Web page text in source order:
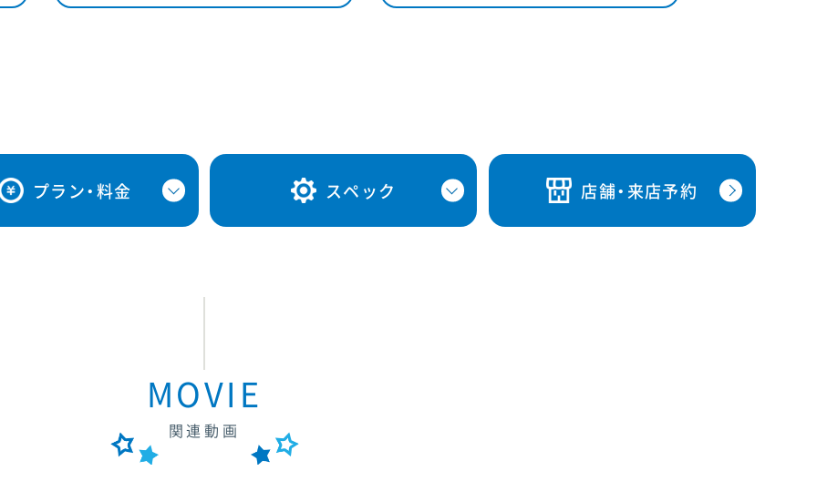
プラン・料金 スペック 店舗・来店予約
MOVIE
関連動画